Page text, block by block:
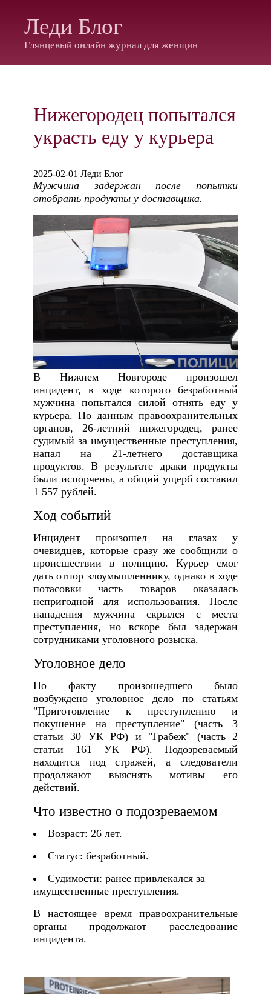
Леди Блог
Глянцевый онлайн журнал для женщин
Нижегородец попытался
украсть еду у курьера
2025-02-01 Леди Блог
Мужчина задержан после попытки
отобрать продукты у доставщика.
В Нижнем Новгороде произошел
инцидент, в ходе которого безработный
мужчина попытался силой отнять еду у
курьера. По данным правоохранительных
органов, 26-летний нижегородец, ранее
судимый за имущественные преступления,
напал на 21-летнего доставщика
продуктов. В результате драки продукты
были испорчены, а общий ущерб составил
1 557 рублей.
Ход событий
Инцидент произошел на глазах у
очевидцев, которые сразу же сообщили о
происшествии в полицию. Курьер смог
дать отпор злоумышленнику, однако в ходе
потасовки часть товаров оказалась
непригодной для использования. После
нападения мужчина скрылся с места
преступления, но вскоре был задержан
сотрудниками уголовного розыска.
Уголовное дело
По факту произошедшего было
возбуждено уголовное дело по статьям
"Приготовление к преступлению и
покушение на преступление" (часть 3
статьи 30 УК РФ) и "Грабеж" (часть 2
статьи 161 УК РФ). Подозреваемый
находится под стражей, а следователи
продолжают выяснять мотивы его
действий.
Что известно о подозреваемом
Возраст: 26 лет.
Статус: безработный.
Судимости: ранее привлекался за
имущественные преступления.
В настоящее время правоохранительные
органы продолжают расследование
инцидента.